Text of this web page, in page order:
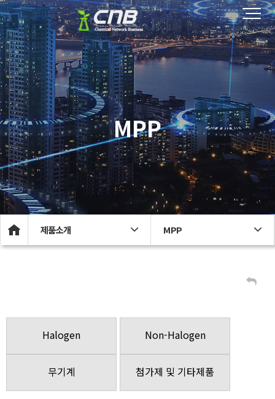
MPP
제품소개 MPP
Halogen Non-Halogen
무기계 첨가제 및 기타제품